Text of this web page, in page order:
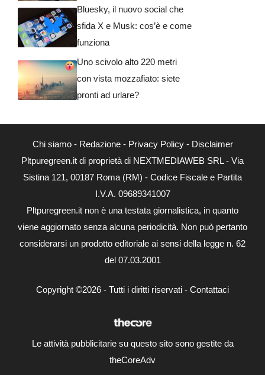
Bluesky, il nuovo social che
sfida X e Musk: cos’è e come
funziona
Uno scivolo alto 220 metri
con vista mozzafiato: siete
pronti ad urlare?
Chi siamo- Redazione- Privacy Policy- Disclaimer
Pltpuregreen.it di proprietà di NEXTMEDIAWEB SRL - Via
Sistina 121, 00187 Roma (RM) - Codice Fiscale e Partita
I.V.A. 09689341007
Pltpuregreen.it non è una testata giornalistica, in quanto
viene aggiornato senza alcuna periodicità. Non può pertanto
considerarsi un prodotto editoriale ai sensi della legge n. 62
del 07.03.2001
Copyright ©2026 - Tutti i diritti riservati - Contattaci
Le attività pubblicitarie su questo sito sono gestite da
theCoreAdv